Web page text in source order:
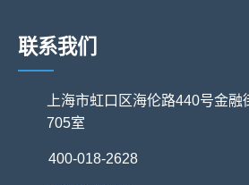
联系我们
上海市虹口区海伦路440号金
705室
400-018-2628